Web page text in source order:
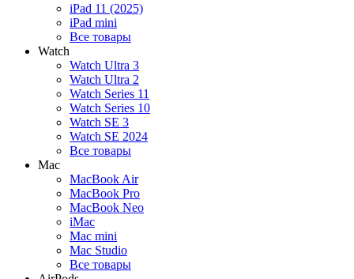
iPad 11 (2025)
iPad mini
Все товары
Watch
Watch Ultra 3
Watch Ultra 2
Watch Series 11
Watch Series 10
Watch SE 3
Watch SE 2024
Все товары
Mac
MacBook Air
MacBook Pro
MacBook Neo
iMac
Mac mini
Mac Studio
Все товары